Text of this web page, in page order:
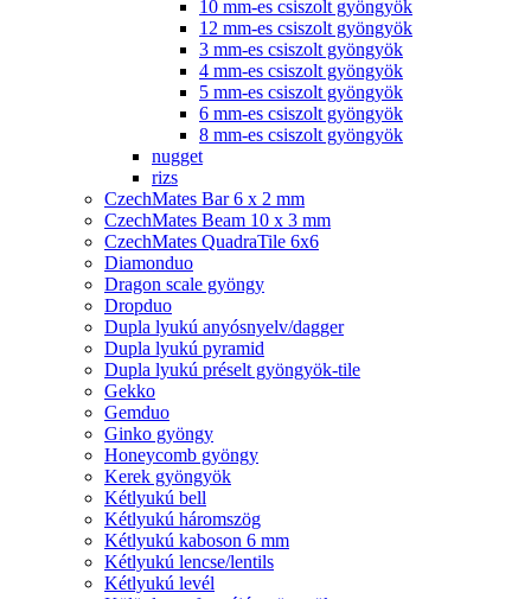
10 mm-es csiszolt gyöngyök
12 mm-es csiszolt gyöngyök
3 mm-es csiszolt gyöngyök
4 mm-es csiszolt gyöngyök
5 mm-es csiszolt gyöngyök
6 mm-es csiszolt gyöngyök
8 mm-es csiszolt gyöngyök
nugget
rizs
CzechMates Bar 6 x 2 mm
CzechMates Beam 10 x 3 mm
CzechMates QuadraTile 6x6
Diamonduo
Dragon scale gyöngy
Dropduo
Dupla lyukú anyósnyelv/dagger
Dupla lyukú pyramid
Dupla lyukú préselt gyöngyök-tile
Gekko
Gemduo
Ginko gyöngy
Honeycomb gyöngy
Kerek gyöngyök
Kétlyukú bell
Kétlyukú háromszög
Kétlyukú kaboson 6 mm
Kétlyukú lencse/lentils
Kétlyukú levél